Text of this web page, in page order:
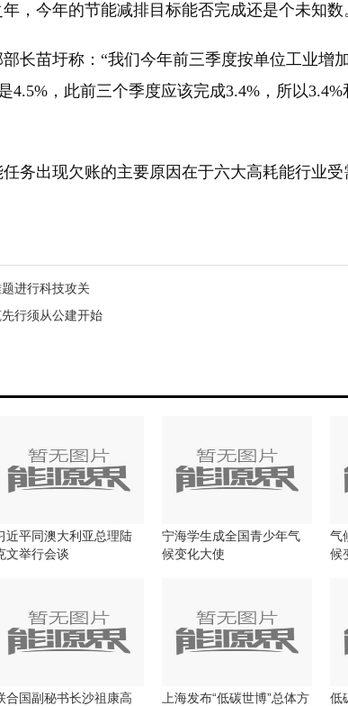
，今年的节能减排目标能否完成还是个未知数
苗圩称：“我们今年前三季度按单位工业增
4.5%，此前三个季度应该完成3.4%，所以
出现欠账的主要原因在于六大高耗能行业受
进行科技攻关
行须从公建开始
近平同澳大利亚总理陆
文举行会谈
宁海学生成全国青少年气
候变化大使
气
候
合国副秘书长沙祖康高
上海发布“低碳世博”总体方
低